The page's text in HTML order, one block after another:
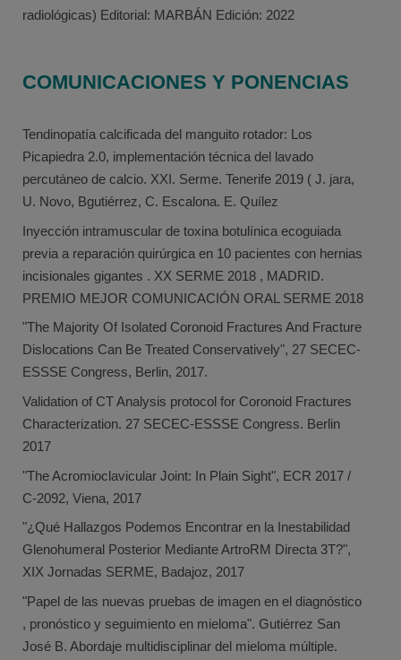
radiológicas) Editorial: MARBÁN Edición: 2022
COMUNICACIONES Y PONENCIAS
Tendinopatía calcificada del manguito rotador: Los
Picapiedra 2.0, implementación técnica del lavado
percutáneo de calcio. XXI. Serme. Tenerife 2019 ( J. jara,
U. Novo, Bgutiérrez, C. Escalona. E. Quílez
Inyección intramuscular de toxina botulínica ecoguiada
previa a reparación quirúrgica en 10 pacientes con hernias
incisionales gigantes . XX SERME 2018 , MADRID.
PREMIO MEJOR COMUNICACIÓN ORAL SERME 2018
"The Majority Of Isolated Coronoid Fractures And Fracture
Dislocations Can Be Treated Conservatively", 27 SECEC-
ESSSE Congress, Berlin, 2017.
Validation of CT Analysis protocol for Coronoid Fractures
Characterization. 27 SECEC-ESSSE Congress. Berlin
2017
"The Acromioclavicular Joint: In Plain Sight", ECR 2017 /
C-2092, Viena, 2017
"¿Qué Hallazgos Podemos Encontrar en la Inestabilidad
Glenohumeral Posterior Mediante ArtroRM Directa 3T?",
XIX Jornadas SERME, Badajoz, 2017
"Papel de las nuevas pruebas de imagen en el diagnóstico
, pronóstico y seguimiento en mieloma". Gutiérrez San
José B. Abordaje multidisciplinar del mieloma múltiple.